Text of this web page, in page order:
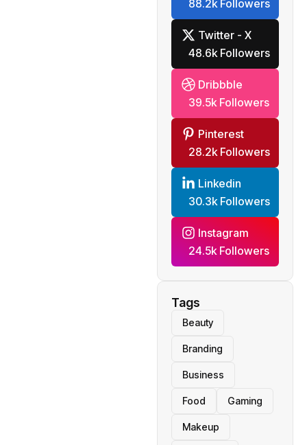
88.2k Followers
Twitter - X
48.6k Followers
Dribbble
39.5k Followers
Pinterest
28.2k Followers
Linkedin
30.3k Followers
Instagram
24.5k Followers
Tags
Beauty
Branding
Business
Food Gaming
Makeup